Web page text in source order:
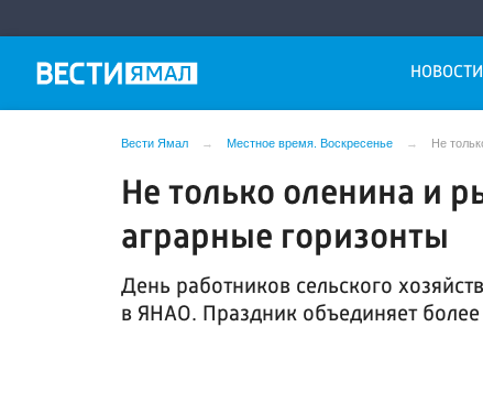
НОВОСТИ
Вести Ямал Местное время. Воскресенье Не
Не только оленина и
аграрные горизонты
День работников сельского
в ЯНАО. Праздник объединяет